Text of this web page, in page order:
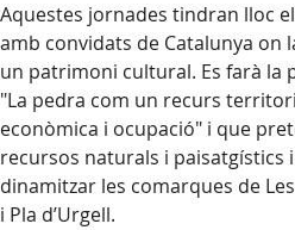
Aquestes jornades tindran lloc
amb convidats de Catalunya on
un patrimoni cultural. Es farà la
"La pedra com un recurs
econòmica i ocupació" i que
recursos naturals i paisatgístics
dinamitzar les comarques de
i Pla d’Urgell.